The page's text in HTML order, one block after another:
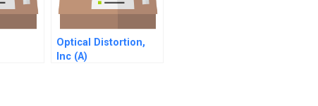
Optical Distortion,
Inc (A)